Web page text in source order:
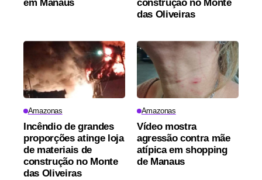
em Manaus
construção no Monte
das Oliveiras
Amazonas
Incêndio de grandes
proporções atinge loja
de materiais de
construção no Monte
das Oliveiras
Amazonas
Vídeo mostra
agressão contra mãe
atípica em shopping
de Manaus